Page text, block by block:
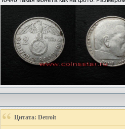
Цитата: Detroit